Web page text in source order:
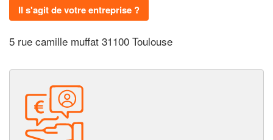
Il s'agit de votre entreprise ?
5 rue camille muffat 31100 Toulouse